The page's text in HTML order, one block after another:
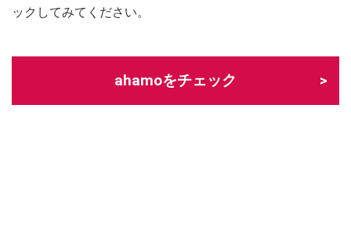
ックしてみてください。
ahamoをチェック